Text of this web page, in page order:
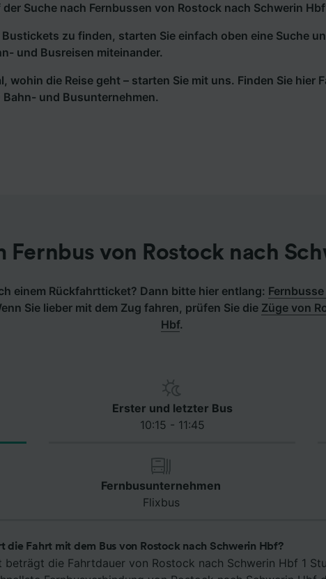
Suche nach Fernbussen von Rostock nach Schwerin
Bustickets zu finden, starten Sie einfach oben eine Suche
und Busreisen miteinander.
wohin die Reise geht – starten Sie mit uns. Finden Sie
Bahn- und Busunternehmen.
Fernbus von Rostock nach
einem Rückfahrtticket? Dann bitte hier entlang:
Sie lieber mit dem Zug fahren, prüfen Sie die Züge von
Hbf.
Erster und letzter Bus
10:15 - 11:45
Fernbusunternehmen
Flixbus
die Fahrt mit dem Bus von Rostock nach Schwerin Hbf?
beträgt die Fahrtdauer von Rostock nach Schwerin Hbf 1